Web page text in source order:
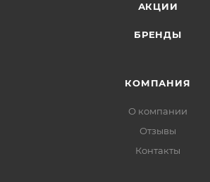
АКЦИИ
БРЕНДЫ
КОМПАНИЯ
О компании
Отзывы
Контакты